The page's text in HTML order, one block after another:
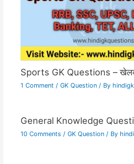
Sports GK Questions – खेलकूद
1 Comment / GK Question/ By
General Knowledge
10 Comments / GK Question/ By